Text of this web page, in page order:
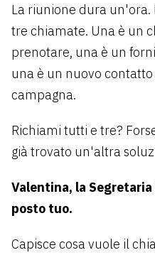
La riunione dura
tre chiamate. Una è un
prenotare, una è un
una è un nuovo
campagna.
Richiami tutti e tre?
già trovato un'altra
Valentina, la
posto tuo.
Capisce cosa vuole il